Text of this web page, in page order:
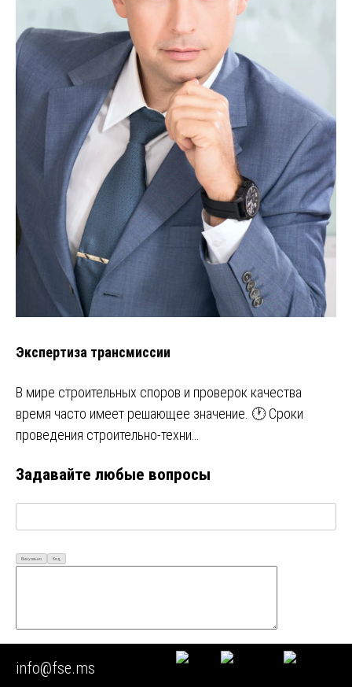
Экспертиза трансмиссии
В мире строительных споров и проверок качества
время часто имеет решающее значение. 🕐 Сроки
проведения строительно-техни…
Задавайте любые вопросы
Визуально Код
Ваш Email*
info@fse.ms